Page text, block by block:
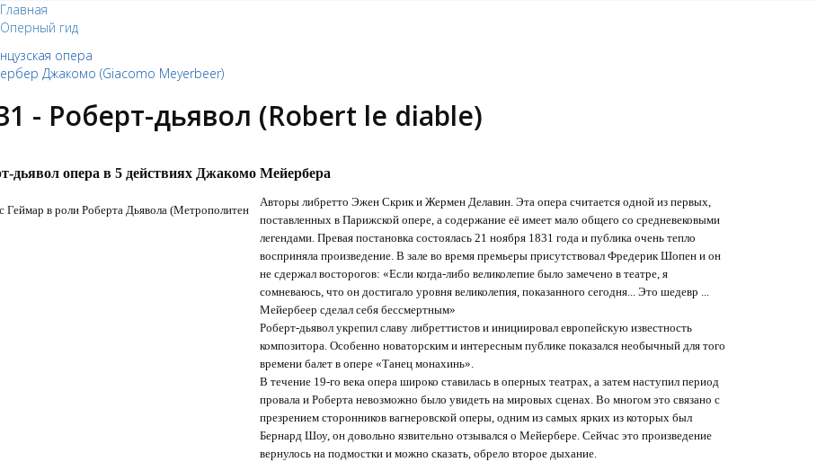
Главная
Оперный гид
опера
Джакомо (Giacomo Meyerbeer)
- Роберт-дьявол (Robert le diable)
дьявол опера в 5 действиях Джакомо Мейербера
Авторы либретто Эжен Скрик и Жермен Делавин. Эта опера считается одной из первых,
поставленных в Парижской опере, а содержание её имеет мало общего со средневековыми
легендами. Превая постановка состоялась 21 ноября 1831 года и публика очень тепло
восприняла произведение. В зале во время премьеры присутствовал Фредерик Шопен и он
не сдержал восторогов: «Если когда-либо великолепие было замечено в театре, я
сомневаюсь, что он достигало уровня великолепия, показанного сегодня... Это шедевр ...
Мейербеер сделал себя бессмертным»
Роберт-дьявол укрепил славу либреттистов и инициировал европейскую известность
композитора. Особенно новаторским и интересным публике показался необычный для того
времени балет в опере «Танец монахинь».
В течение 19-го века опера широко ставилась в оперных театрах, а затем наступил период
провала и Роберта невозможно было увидеть на мировых сценах. Во многом это связано с
презрением сторонников вагнеровской оперы, одним из самых ярких из которых был
Бернард Шоу, он довольно язвительно отзывался о Мейербере. Сейчас это произведение
вернулось на подмостки и можно сказать, обрело второе дыхание.